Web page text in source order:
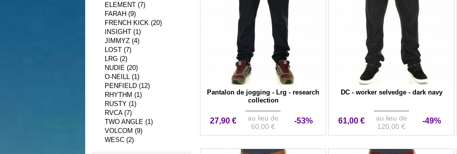
ELEMENT (7)
FARAH (9)
FRENCH KICK (20)
INSIGHT (1)
JIMMYZ (4)
LOST (7)
LRG (2)
NUDIE (20)
O-NEILL (1)
PENFIELD (12)
RHYTHM (1)
RUSTY (1)
RVCA (7)
TWO ANGLE (1)
VOLCOM (9)
WESC (2)
Pantalon de jogging - Lrg - research
collection
27,90 €
au lieu de
60,00 €
-53%
DC - worker selvedge - dark navy
61,00 €
au lieu de
120,00 €
-49%